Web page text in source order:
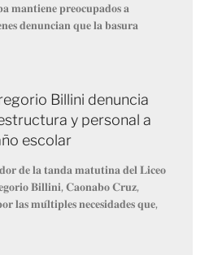
𝐦𝐚𝐧𝐭𝐢𝐞𝐧𝐞 𝐩𝐫𝐞𝐨𝐜𝐮𝐩𝐚𝐝𝐨𝐬 𝐚
𝐝𝐞𝐧𝐮𝐧𝐜𝐢𝐚𝐧 𝐪𝐮𝐞 𝐥𝐚 𝐛𝐚𝐬𝐮𝐫𝐚
Billini denuncia
y personal a
escolar
𝐝𝐞 𝐥𝐚 𝐭𝐚𝐧𝐝𝐚 𝐦𝐚𝐭𝐮𝐭𝐢𝐧𝐚 𝐝𝐞𝐥 𝐋𝐢𝐜𝐞𝐨
𝐁𝐢𝐥𝐥𝐢𝐧𝐢, 𝐂𝐚𝐨𝐧𝐚𝐛𝐨 𝐂𝐫𝐮𝐳,
𝐥𝐚𝐬 𝐦𝐮́𝐥𝐭𝐢𝐩𝐥𝐞𝐬 𝐧𝐞𝐜𝐞𝐬𝐢𝐝𝐚𝐝𝐞𝐬 𝐪𝐮𝐞,